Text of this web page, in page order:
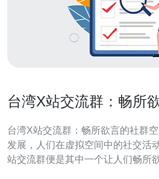
台湾X站交流群：畅所
台湾X站交流群：畅所欲言的社群空间 随着网络的普
发展，人们在虚拟空间中的社交活
站交流群便是其中一个让人们畅所